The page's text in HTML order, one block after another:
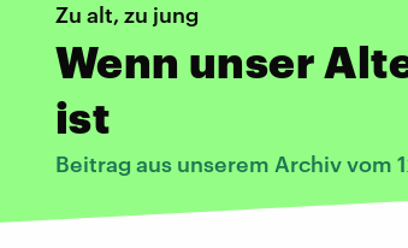
Zu alt, zu jung
Wenn unser
ist
Beitrag aus unserem Archiv vom